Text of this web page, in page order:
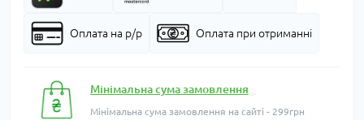
Оплата на р/р Оплата при отриманні
Мінімальна сума замовлення
Мінімальна сума замовлення на сайті - 299грн